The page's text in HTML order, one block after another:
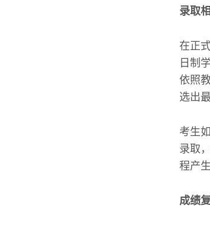
录取
在正
日制
依照
选出
考生
录取
程产
成绩